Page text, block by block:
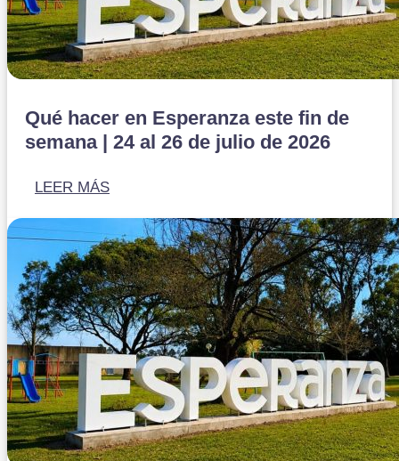
Qué hacer en Esperanza este fin de
semana | 24 al 26 de julio de 2026
LEER MÁS